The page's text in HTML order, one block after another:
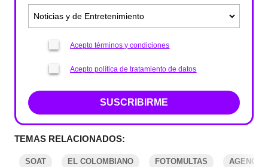
Acepto términos y condiciones
Acepto política de tratamiento de datos
SUSCRIBIRME
TEMAS RELACIONADOS:
SOAT EL COLOMBIANO FOTOMULTAS AGENCIA